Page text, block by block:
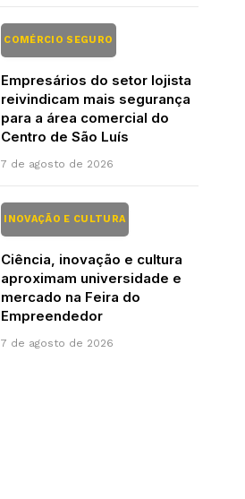
COMÉRCIO SEGURO
Empresários do setor lojista
reivindicam mais segurança
para a área comercial do
Centro de São Luís
7 de agosto de 2026
INOVAÇÃO E CULTURA
Ciência, inovação e cultura
aproximam universidade e
mercado na Feira do
Empreendedor
7 de agosto de 2026